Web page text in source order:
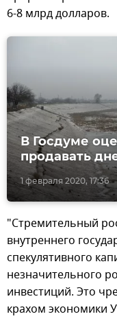
6-8 млрд долларов.
1 февраля 2020, 17:36
В Госдуме
продавать
"Стремительный
внутреннего
спекулятивного
незначительного
инвестиций. Это
крахом экономики